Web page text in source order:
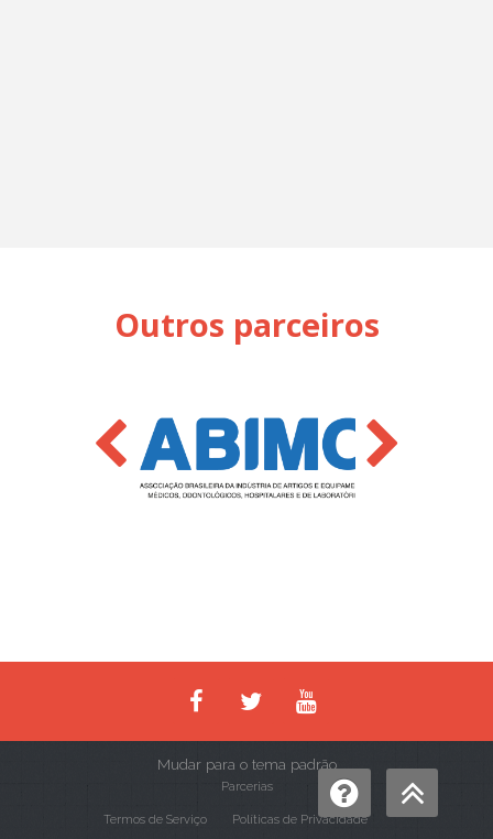
Outros parceiros
Mudar para o tema padrão
Parcerias
Termos de Serviço Políticas de Privacidade